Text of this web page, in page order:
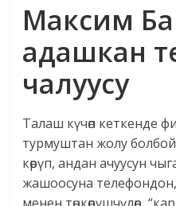
Максим
адашкан
чалуусу
Талаш күчөп кеткенде
турмуштан жолу
көрүп, андан ачуусун
жашоосуна
менен төңкөрүшчүлөр,